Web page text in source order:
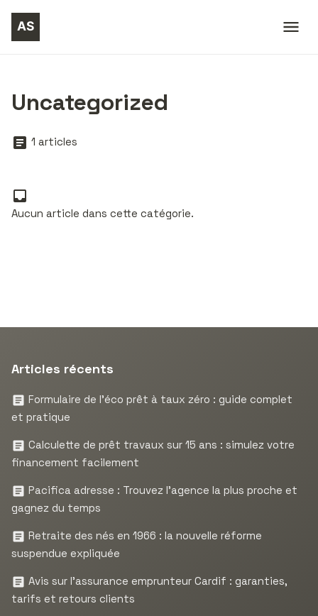
Uncategorized
1 articles
Aucun article dans cette catégorie.
Articles récents
Formulaire de l’éco prêt à taux zéro : guide complet
et pratique
Calculette de prêt travaux sur 15 ans : simulez votre
financement facilement
Pacifica adresse : Trouvez l’agence la plus proche et
gagnez du temps
Retraite des nés en 1966 : la nouvelle réforme
suspendue expliquée
Avis sur l’assurance emprunteur Cardif : garanties,
tarifs et retours clients